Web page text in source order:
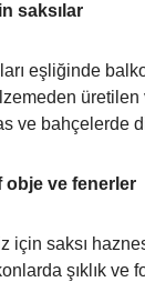
saksılar
eşliğinde
ve bahçelerde
obje ve fenerler
saksı
şıklık ve